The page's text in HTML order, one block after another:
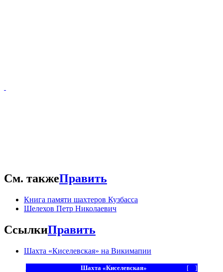
См. такжеПравить
Книга памяти шахтеров Кузбасса
Шелехов Петр Николаевич
СсылкиПравить
Шахта «Киселевская» на Викимапии
[+ ]
Шахта «Киселевская»